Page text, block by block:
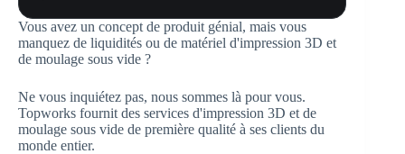
Vous avez un concept de produit génial, mais vous
manquez de liquidités ou de matériel d'impression 3D et
de moulage sous vide ?
Ne vous inquiétez pas, nous sommes là pour vous.
Topworks fournit des services d'impression 3D et de
moulage sous vide de première qualité à ses clients du
monde entier.